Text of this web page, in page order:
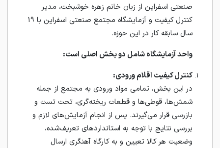
صنعتی اسفراین از زبان خانم زهره خوشبخت، مدیر
کنترل کیفیت و آزمایشگاه مجتمع صنعتی اسفراین با 19
سال سابقه کار در این حوزه.
واحد آزمایشگاه شامل دو بخش اصلی است:
کنترل کیفیت اقلام ورودی:
در این بخش، تمامی مواد ورودی به مجتمع از جمله
شمش‌ها، قوطی‌ها و قطعات ریخته‌گری، تحت تست و
بازرسی قرار می‌گیرند. پس از انجام آزمایش‌های لازم و
بررسی نتایج با توجه به استانداردهای تعریف‌شده،
وضعیت هر کالا تعیین و به کارگاه آهنگری ارسال